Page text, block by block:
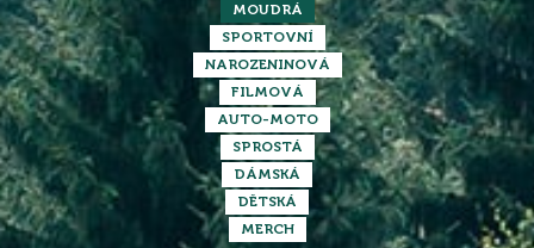
MOUDRÁ
SPORTOVNÍ
NAROZENINOVÁ
FILMOVÁ
AUTO-MOTO
SPROSTÁ
DÁMSKÁ
DĚTSKÁ
MERCH